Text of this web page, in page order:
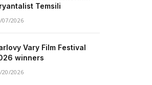
Temsili
07/2026
Vary Film Festival
winners
20/2026